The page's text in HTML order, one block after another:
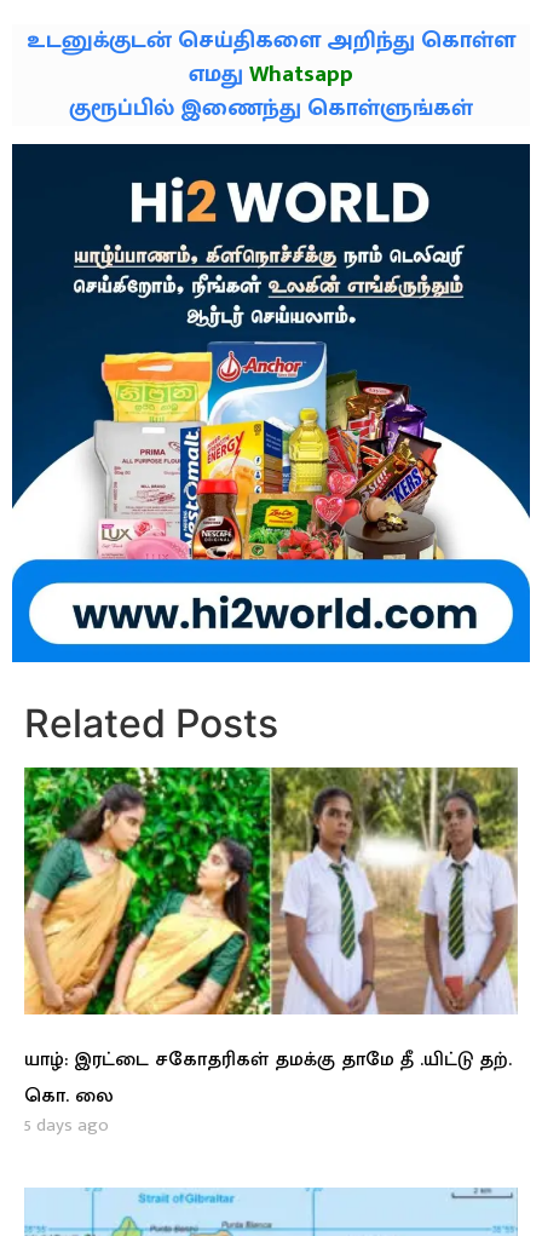
உடனுக்குடன் செய்திகளை அறிந்து கொள்ள
எமதுWhatsapp
குரூப்பில் இணைந்து கொள்ளுங்கள்
Related Posts
யாழ்: இரட்டை சகோதரிகள் தமக்கு தாமே தீ .யிட்டு தற்.
கொ. லை
5 days ago